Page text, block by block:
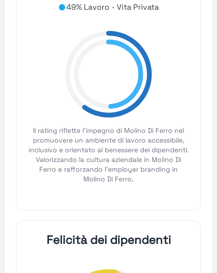
49% Lavoro - Vita Privata
Il rating riflette l'impegno di Molino Di Ferro nel
promuovere un ambiente di lavoro accessibile,
inclusivo e orientato al benessere dei dipendenti.
Valorizzando la cultura aziendale in Molino Di
Ferro e rafforzando l'employer branding in
Molino Di Ferro.
Felicità dei dipendenti